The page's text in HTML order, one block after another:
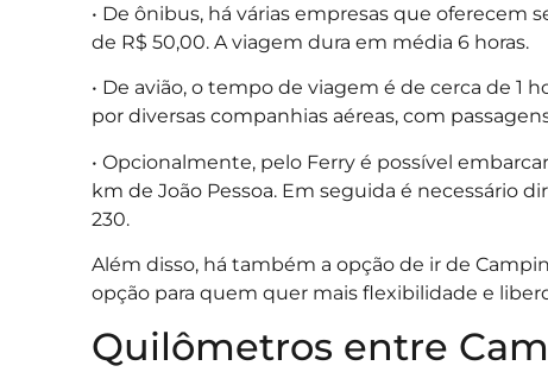
• De ônibus, há várias empresas que oferecem
de R$ 50,00. A viagem dura em média 6 horas.
• De avião, o tempo de viagem é de cerca de 1
por diversas companhias aéreas, com
• Opcionalmente, pelo Ferry é possível
km de João Pessoa. Em seguida é necessário
230.
Além disso, há também a opção de ir de
opção para quem quer mais flexibilidade e
Quilômetros entre